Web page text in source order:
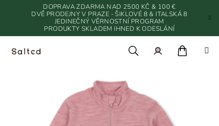
DOPRAVA ZDARMA NAD 2500 KČ & 100 €
DVĚ PRODEJNY V PRAZE - ŠIKLOVÉ 8 & ITALSKÁ 8
JEDINEČNÝ VĚRNOSTNÍ PROGRAM
PRODUKTY SKLADEM IHNED K ODESLÁNÍ